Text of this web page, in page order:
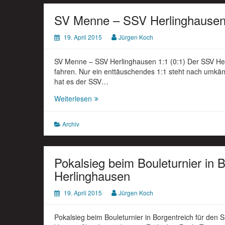
SV Menne – SSV
19. April 2015 Jürgen Koch
SV Menne – SSV Herlinghausen 1:1 (0:1) Der SSV
fahren. Nur ein enttäuschendes 1:1 steht nach
hat es der SSV…
Weiterlesen SV
Herlinghausen
1:1
Archiv
Pokalsieg beim Bouleturnier in
Herlinghausen
19. April 2015 Jürgen Koch
Pokalsieg beim Bouleturnier in Borgentreich für den